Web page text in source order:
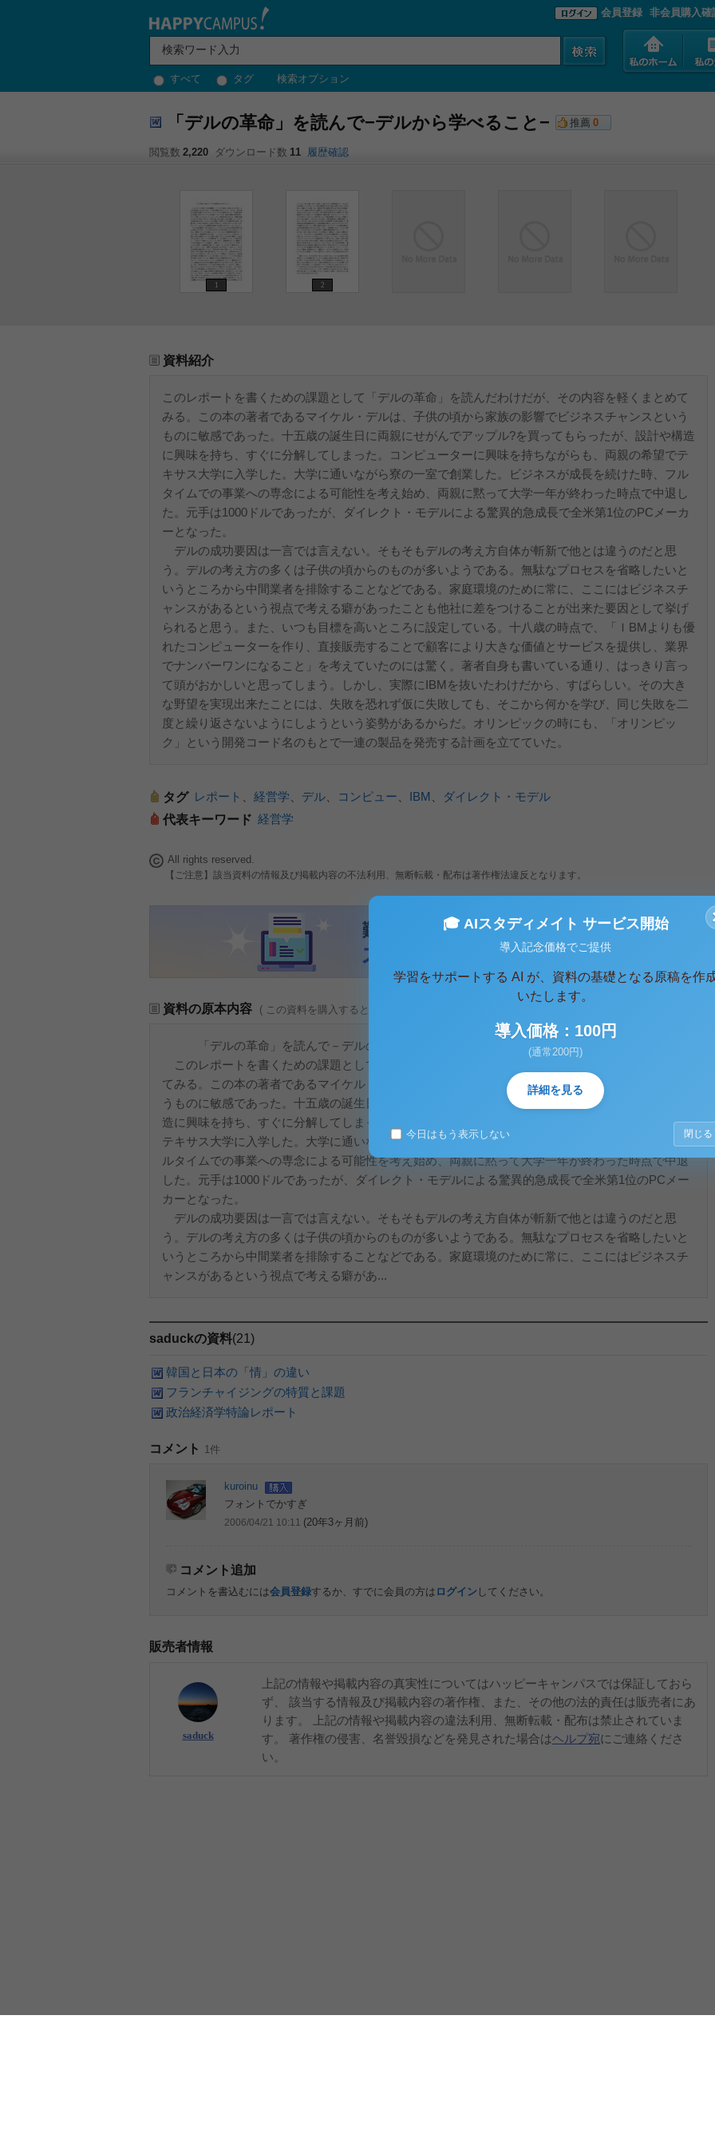
すべて タグ 検索オプション
会員登録 非会員購入確
「デルの革命」を読んで−デルから学べること− 推薦 0
閲覧数 2,220 ダウンロード数 11 履歴確認
1 2
資料紹介
このレポートを書くための課題として「デルの革命」を読んだわけだが、その内容を軽くまとめて
みる。この本の著者であるマイケル・デルは、子供の頃から家族の影響でビジネスチャンスという
ものに敏感であった。十五歳の誕生日に両親にせがんでアップル?を買ってもらったが、設計や構造
に興味を持ち、すぐに分解してしまった。コンピューターに興味を持ちながらも、両親の希望でテ
キサス大学に入学した。大学に通いながら寮の一室で創業した。ビジネスが成長を続けた時、フル
タイムでの事業への専念による可能性を考え始め、両親に黙って大学一年が終わった時点で中退し
た。元手は1000ドルであったが、ダイレクト・モデルによる驚異的急成長で全米第1位のPCメーカ
ーとなった。
デルの成功要因は一言では言えない。そもそもデルの考え方自体が斬新で他とは違うのだと思
う。デルの考え方の多くは子供の頃からのものが多いようである。無駄なプロセスを省略したいと
いうところから中間業者を排除することなどである。家庭環境のために常に、ここにはビジネスチ
ャンスがあるという視点で考える癖があったことも他社に差をつけることが出来た要因として挙げ
られると思う。また、いつも目標を高いところに設定している。十八歳の時点で、「ＩBMよりも優
れたコンピューターを作り、直接販売することで顧客により大きな価値とサービスを提供し、業界
でナンバーワンになること」を考えていたのには驚く。著者自身も書いている通り、はっきり言っ
て頭がおかしいと思ってしまう。しかし、実際にIBMを抜いたわけだから、すばらしい。その大き
な野望を実現出来たことには、失敗を恐れず仮に失敗しても、そこから何かを学び、同じ失敗を二
度と繰り返さないようにしようという姿勢があるからだ。オリンピックの時にも、「オリンピッ
ク」という開発コード名のもとで一連の製品を発売する計画を立てていた。
タグ レポート 経営学 デル コンピュー IBM
ダイレクト・モデル
代表キーワード 経営学
All rights reserved.
【ご注意】該当資料の情報及び掲載内容の不法利用、無断転載・配布は著作権法違反となります。
資料の原本内容 ( この資料を購入すると、テキストデータがみえます。 )
「デルの革命」を読んで－デルの経営手法から学べること－
このレポートを書くための課題として「デルの革命」を読んだわけだが、その内容を軽くまとめ
てみる。この本の著者であるマイケル・デルは、子供の頃から家族の影響でビジネスチャンスとい
うものに敏感であった。十五歳の誕生日に両親にせがんでアップルⅡを買ってもらったが、設計や構
造に興味を持ち、すぐに分解してしまった。コンピューターに興味を持ちながらも、両親の希望で
テキサス大学に入学した。大学に通いながら寮の一室で創業した。ビジネスが成長を続けた時、フ
ルタイムでの事業への専念による可能性を考え始め、両親に黙って大学一年が終わった時点で中退
した。元手は1000ドルであったが、ダイレクト・モデルによる驚異的急成長で全米第1位のPCメー
カーとなった。
デルの成功要因は一言では言えない。そもそもデルの考え方自体が斬新で他とは違うのだと思
う。デルの考え方の多くは子供の頃からのものが多いようである。無駄なプロセスを省略したいと
いうところから中間業者を排除することなどである。家庭環境のために常に、ここにはビジネスチ
ャンスがあるという視点で考える癖があ...
saduckの資料(21)
韓国と日本の「情」の違い
フランチャイジングの特質と課題
政治経済学特論レポート
コメント 1件
kuroinu
フォントでかすぎ
2006/04/21 10:11 (20年3ヶ月前)
コメント追加
コメントを書込むには会員登録するか、すでに会員の方は ログイン してください。
販売者情報
saduck
上記の情報や掲載内容の真実性についてはハッピーキャンパスでは保証しておら
ず、 該当する情報及び掲載内容の著作権、また、その他の法的責任は販売者にあ
ります。 上記の情報や掲載内容の違法利用、無断転載・配布は禁止されていま
す。 著作権の侵害、名誉毀損などを発見された場合はヘルプ宛にご連絡くださ
い。
🎓 AIスタディメイト サービス開始
導入記念価格でご提供
学習をサポートする AI が、資料の基礎となる原稿を作
いたします。
導入価格：100円
(通常200円)
詳細を見る
今日はもう表示しない 閉じる